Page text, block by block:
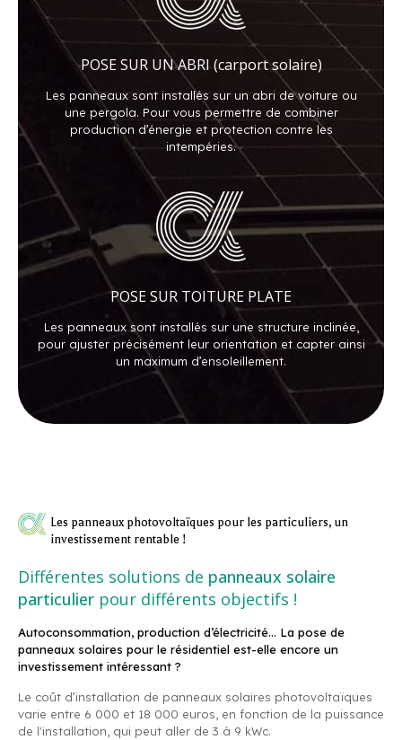
POSE SUR UN ABRI (carport solaire)
Les panneaux sont installés sur un abri de voiture ou
une pergola. Pour vous permettre de combiner
production d’énergie et protection contre les
intempéries.
POSE SUR TOITURE PLATE
Les panneaux sont installés sur une structure inclinée,
pour ajuster précisément leur orientation et capter ainsi
un maximum d’ensoleillement.
Les panneaux photovoltaïques pour les particuliers, un
investissement rentable !
Différentes solutions de panneaux solaire
particulier pour différents objectifs !
Autoconsommation, production d’électricité… La pose de
panneaux solaires pour le résidentiel est-elle encore un
investissement intéressant ?
Le coût d’installation de panneaux solaires photovoltaïques
varie entre 6 000 et 18 000 euros, en fonction de la puissance
de l'installation, qui peut aller de 3 à 9 kWc.